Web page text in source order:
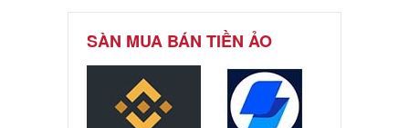
SÀN MUA BÁN TIỀN ẢO